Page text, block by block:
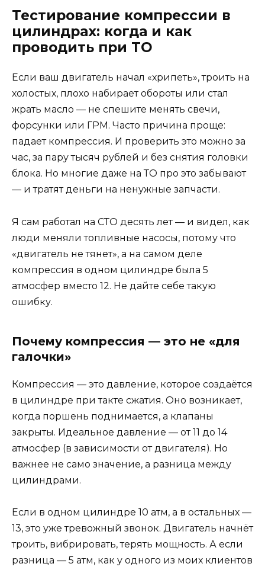
Тестирование компрессии в
цилиндрах: когда и как
проводить при ТО
Если ваш двигатель начал «хрипеть», троить на
холостых, плохо набирает обороты или стал
жрать масло — не спешите менять свечи,
форсунки или ГРМ. Часто причина проще:
падает компрессия. И проверить это можно за
час, за пару тысяч рублей и без снятия головки
блока. Но многие даже на ТО про это забывают
— и тратят деньги на ненужные запчасти.
Я сам работал на СТО десять лет — и видел, как
люди меняли топливные насосы, потому что
«двигатель не тянет», а на самом деле
компрессия в одном цилиндре была 5
атмосфер вместо 12. Не дайте себе такую
ошибку.
Почему компрессия — это не «для
галочки»
Компрессия — это давление, которое создаётся
в цилиндре при такте сжатия. Оно возникает,
когда поршень поднимается, а клапаны
закрыты. Идеальное давление — от 11 до 14
атмосфер (в зависимости от двигателя). Но
важнее не само значение, а разница между
цилиндрами.
Если в одном цилиндре 10 атм, а в остальных —
13, это уже тревожный звонок. Двигатель начнёт
троить, вибрировать, терять мощность. А если
разница — 5 атм, как у одного из моих клиентов